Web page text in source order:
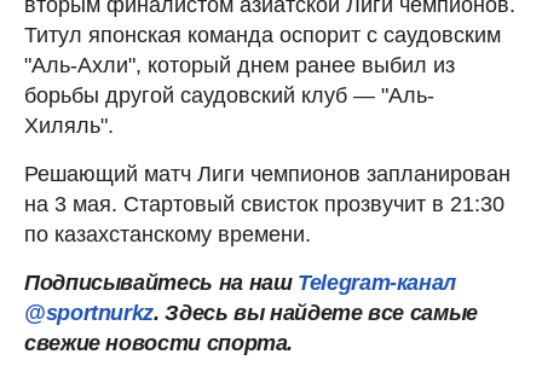
Титул японская команда оспорит с саудовским
"Аль-Ахли", который днем ранее выбил из
борьбы другой саудовский клуб — "Аль-
Хиляль".
Решающий матч Лиги чемпионов запланирован
на 3 мая. Стартовый свисток прозвучит в 21:30
по казахстанскому времени.
Подписывайтесь на наш Telegram-канал
@sportnurkz. Здесь вы найдете все самые
свежие новости спорта.